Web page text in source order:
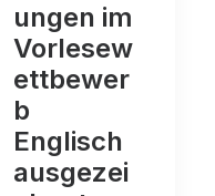
ungen im
Vorlesew
ettbewer
b
Englisch
ausgezei